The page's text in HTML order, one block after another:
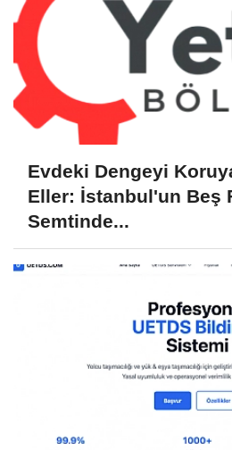
Evdeki Dengeyi
Eller: İstanbul'un Beş
Semtinde...